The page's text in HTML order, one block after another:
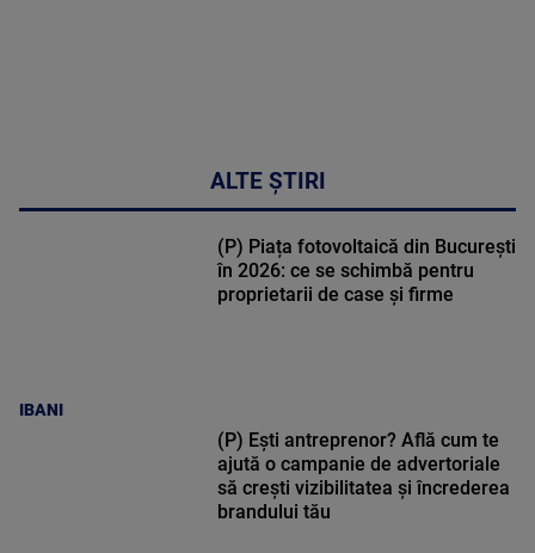
ALTE ȘTIRI
IBANI
(P) Piața fotovoltaică din București
în 2026: ce se schimbă pentru
proprietarii de case și firme
(P) Ești antreprenor? Află cum te
ajută o campanie de advertoriale
să crești vizibilitatea și încrederea
brandului tău